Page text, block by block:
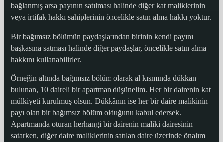
bağlanmış arsa payının satılması halinde diğer kat maliklerinin
veya irtifak hakkı sahiplerinin öncelikle satın alma hakkı yoktur.
Bir bağımsız bölümün paydaşlarından birinin kendi payını
başkasına satması halinde diğer paydaşlar, öncelikle satın alma
hakkını kullanabilirler.
Örneğin altında bağımsız bölüm olarak al kısmında dükkan
bulunan, 10 daireli bir apartman düşünelim. Her bir dairenin kat
mülkiyeti kurulmuş olsun. Dükkânın ise her bir daire malikinin
payı olan bir bağımsız bölüm olduğunu kabul edersek.
Apartmanda oturan herhangi bir dairenin maliki dairesinin
satarken, diğer daire maliklerinin satılan daire üzerinde önalım